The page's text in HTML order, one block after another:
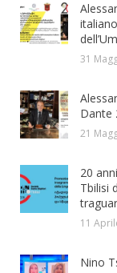
31
Dante
21
20
Tbilisi
11
Nino